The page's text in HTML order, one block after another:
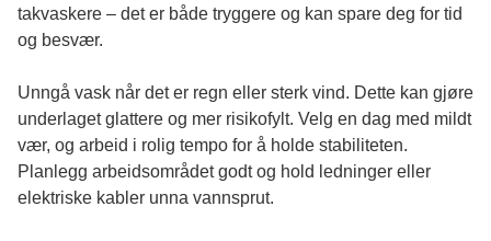
takvaskere – det er både tryggere og kan spare deg for tid
og besvær.
Unngå vask når det er regn eller sterk vind. Dette kan gjøre
underlaget glattere og mer risikofylt. Velg en dag med mildt
vær, og arbeid i rolig tempo for å holde stabiliteten.
Planlegg arbeidsområdet godt og hold ledninger eller
elektriske kabler unna vannsprut.